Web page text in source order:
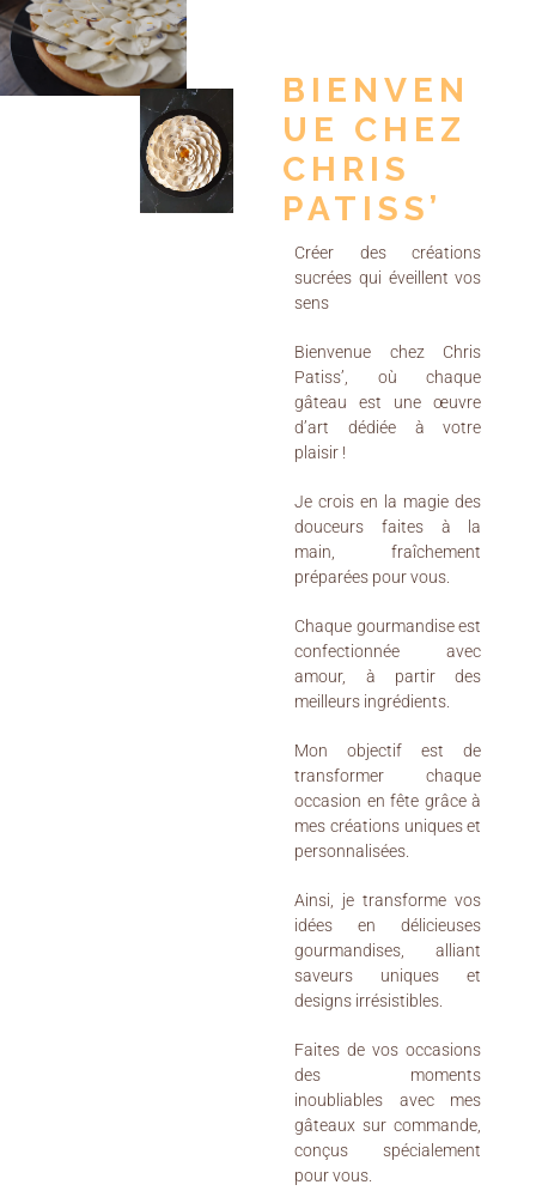
BIENVEN
UE CHEZ
CHRIS
PATISS’
Créer des créations
sucrées qui éveillent vos
sens
Bienvenue chez Chris
Patiss’, où chaque
gâteau est une œuvre
d’art dédiée à votre
plaisir !
Je crois en la magie des
douceurs faites à la
main, fraîchement
préparées pour vous.
Chaque gourmandise est
confectionnée avec
amour, à partir des
meilleurs ingrédients.
Mon objectif est de
transformer chaque
occasion en fête grâce à
mes créations uniques et
personnalisées.
Ainsi, je transforme vos
idées en délicieuses
gourmandises, alliant
saveurs uniques et
designs irrésistibles.
Faites de vos occasions
des moments
inoubliables avec mes
gâteaux sur commande,
conçus spécialement
pour vous.